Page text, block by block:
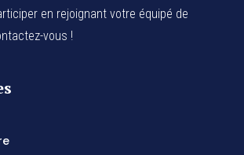
en rejoignant votre équipé de
vous !